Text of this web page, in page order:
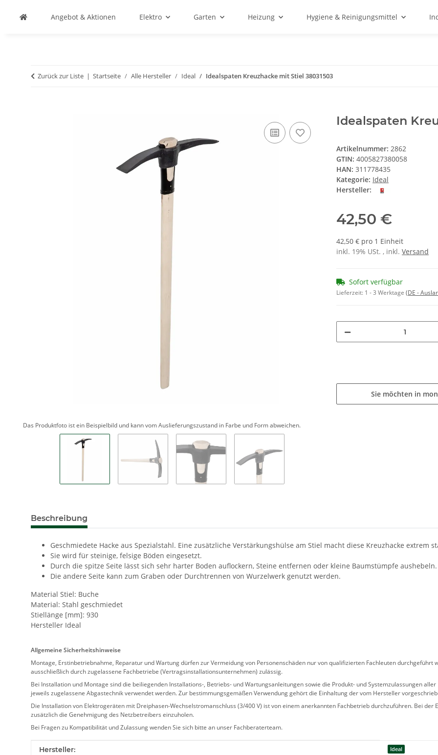
Angebot & Aktionen Elektro Garten Heizung Hygiene & Reinigungsmittel
Zurück zur Liste Startseite Alle Hersteller Ideal Idealspaten Kreuzhacke mit Stiel 38031503
Das Produktfoto ist ein Beispielbild und kann vom Auslieferungszustand in Farbe und Form abweichen.
Idealspaten
Artikelnummer: 2862
GTIN: 4005827380058
HAN: 311778435
Kategorie: Ideal
Hersteller:
42,50 €
42,50 € pro 1 Einheit
inkl. 19% USt. , inkl. Versand
Sofort verfügbar
Lieferzeit: 1 - 3 Werktage (DE -
Sie möchten in
Beschreibung
Geschmiedete Hacke aus Spezialstahl. Eine zusätzliche Verstärkungshülse am Stiel macht diese Kreuzhacke extrem
Sie wird für steinige, felsige Böden eingesetzt.
Durch die spitze Seite lässt sich sehr harter Boden auflockern, Steine entfernen oder kleine Baumstümpfe aushebeln.
Die andere Seite kann zum Graben oder Durchtrennen von Wurzelwerk genutzt werden.
Material Stiel: Buche
Material: Stahl geschmiedet
Stiellänge [mm]: 930
Hersteller Ideal
Allgemeine Sicherheitshinweise
Montage, Erstinbetriebnahme, Reparatur und Wartung dürfen zur Vermeidung von Personenschäden nur von qualifizierten Fachleuten durchgeführt
ausschließlich durch zugelassene Fachbetriebe (Vertragsinstallationsunternehmen) zulässig.
Bei Installation und Montage sind die beiliegenden Installations-, Betriebs- und Wartungsanleitungen sowie die Produkt- und Systemzulassungen
jeweils zugelassene Abgastechnik verwendet werden. Zur bestimmungsgemäßen Verwendung gehört die Einhaltung der vom Hersteller
Die Installation von Elektrogeräten mit Dreiphasen-Wechselstromanschluss (3/400 V) ist von einem anerkannten Fachbetrieb durchzuführen. Bei
zusätzlich die Genehmigung des Netzbetreibers einzuholen.
Bei Fragen zu Kompatibilität und Zulassung wenden Sie sich bitte an unser Fachberaterteam.
Produkteigenschaft
Wert
Hersteller: Ideal